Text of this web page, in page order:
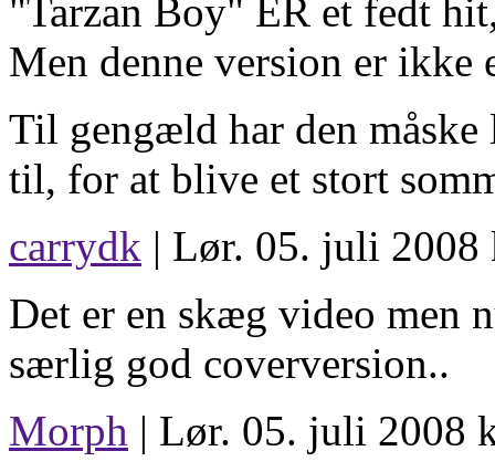
"Tarzan Boy" ER et fedt
Men denne version er ikke
Til gengæld har den
til, for at blive et stort
carrydk | Lør. 05. juli 2008
Det er en skæg video men
særlig god coverversion..
Morph | Lør. 05. juli 2008